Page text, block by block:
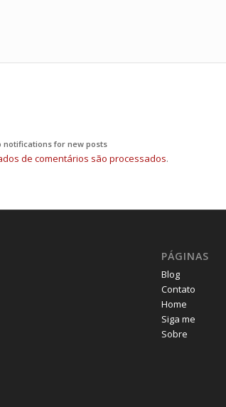
notifications for new posts
de comentários são processados.
PÁGINAS
Blog
Contato
Home
Siga me
Sobre